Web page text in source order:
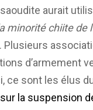
aurait
minorité chiite de
d’armement
ce sont les élus
la suspension